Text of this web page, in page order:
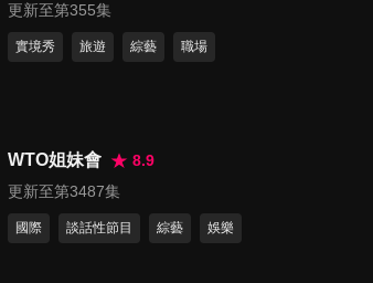
第104集 有肌肉也有腦！健身
教練PK賽
教大vs.台師大
第106集 夏天要到了!! 海灘男
更新至第355集
實境秀 旅遊 綜藝 職場
WTO姐妹會
8.9
更新至第3487集
國際 談話性節目 綜藝 娛樂